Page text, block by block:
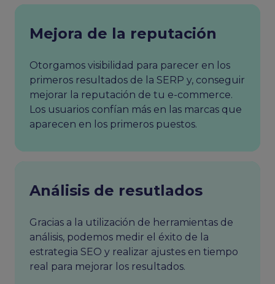
Mejora de la reputación
Otorgamos visibilidad para parecer en los
primeros resultados de la SERP y, conseguir
mejorar la reputación de tu e-commerce.
Los usuarios confían más en las marcas que
aparecen en los primeros puestos.
Análisis de resutlados
Gracias a la utilización de herramientas de
análisis, podemos medir el éxito de la
estrategia SEO y realizar ajustes en tiempo
real para mejorar los resultados.